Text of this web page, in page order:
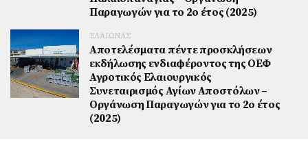
Παραγωγών για το 2ο έτος (2025)
ΕΛΑΙΩΝΑΣ
Αποτελέσματα πέντε προσκλήσεων
εκδήλωσης ενδιαφέροντος της ΟΕΦ
Αγροτικός Ελαιουργικός
Συνεταιρισμός Αγίων Αποστόλων –
Οργάνωση Παραγωγών για το 2ο έτος
(2025)